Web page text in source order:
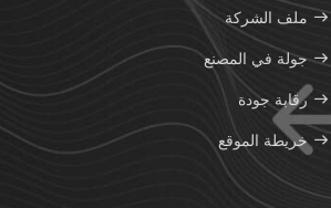
ملف الشركة
جولة في المصنع
رقابة جودة
خريطة الموقع